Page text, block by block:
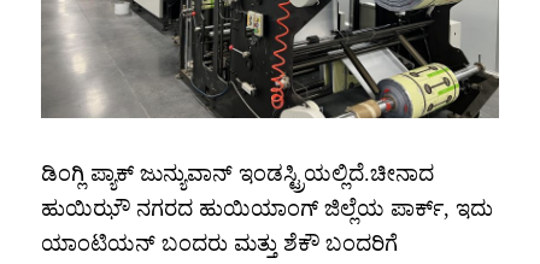
ಡಿಂಗ್ಲಿ ಪ್ಯಾಕ್ ಜುನ್ಯುವಾನ್ ಇಂಡಸ್ಟ್ರಿಯಲ್ಲಿದೆ.ಚೀನಾದ
ಹುಯಿಝೌ ನಗರದ ಹುಯಿಯಾಂಗ್ ಜಿಲ್ಲೆಯ ಪಾರ್ಕ್, ಇದು
ಯಾಂಟಿಯನ್ ಬಂದರು ಮತ್ತು ಶೆಕೌ ಬಂದರಿಗೆ